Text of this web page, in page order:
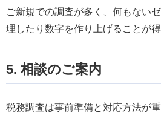
ご新規での調査が多く、何もない
理したり数字を作り上げることが得
5. 相談のご案内
税務調査は事前準備と対応方法が重